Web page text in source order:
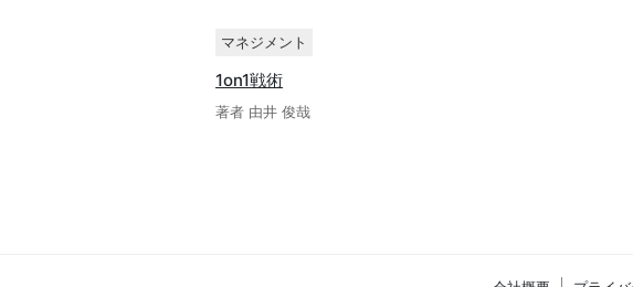
マネジメント
1on1戦術
著者 由井 俊哉